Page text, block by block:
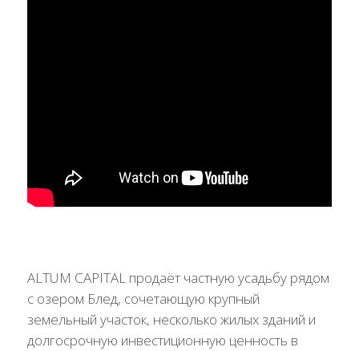
ALTUM CAPITAL продаёт частную усадьбу рядом
с озером Блед, сочетающую крупный
земельный участок, несколько жилых зданий и
долгосрочную инвестиционную ценность в